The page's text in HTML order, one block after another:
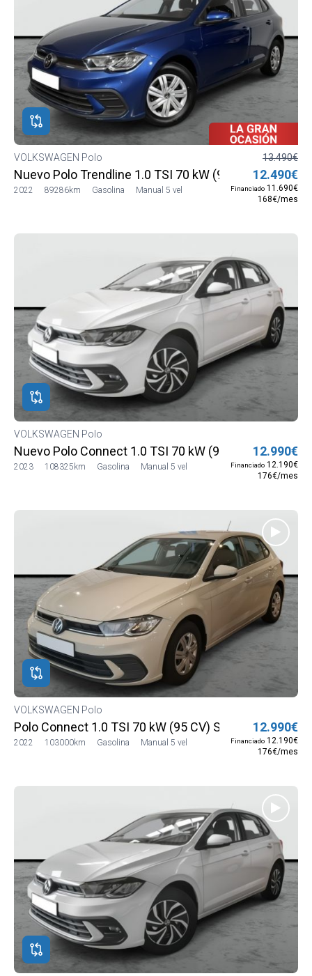
VOLKSWAGEN Polo
Nuevo Polo Trendline 1.0 TSI 70 kW (95 CV) SG5
2022 89286km Gasolina Manual 5 vel
13.490€
12.490€
Financiado 11.690€
168€/mes
VOLKSWAGEN Polo
Nuevo Polo Connect 1.0 TSI 70 kW (95 CV) SG5
2023 108325km Gasolina Manual 5 vel
12.990€
Financiado 12.190€
176€/mes
VOLKSWAGEN Polo
Polo Connect 1.0 TSI 70 kW (95 CV) SG5 (AE13LV12)
2022 103000km Gasolina Manual 5 vel
12.990€
Financiado 12.190€
176€/mes